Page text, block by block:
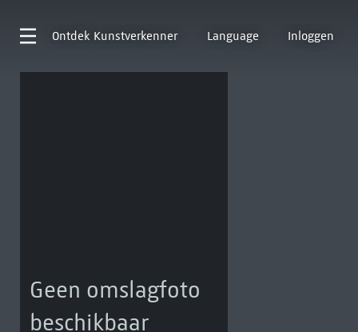
Ontdek Kunstverkenner Language Inloggen
Geen omslagfoto
beschikbaar